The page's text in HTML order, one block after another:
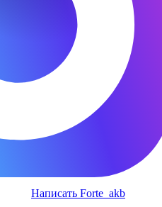
Написать Forte_akb